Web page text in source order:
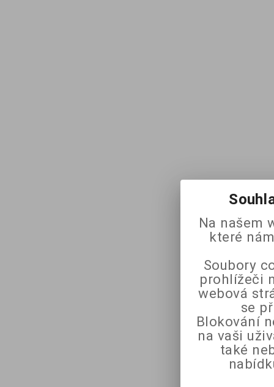
Na našem
které
Soubory
prohlížeči
webová
se
Blokování
na vaši
také